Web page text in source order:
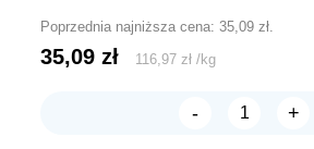
Poprzednia najniższa cena:35,09zł.
35,09zł 116,97zł /kg
-
ilość
+